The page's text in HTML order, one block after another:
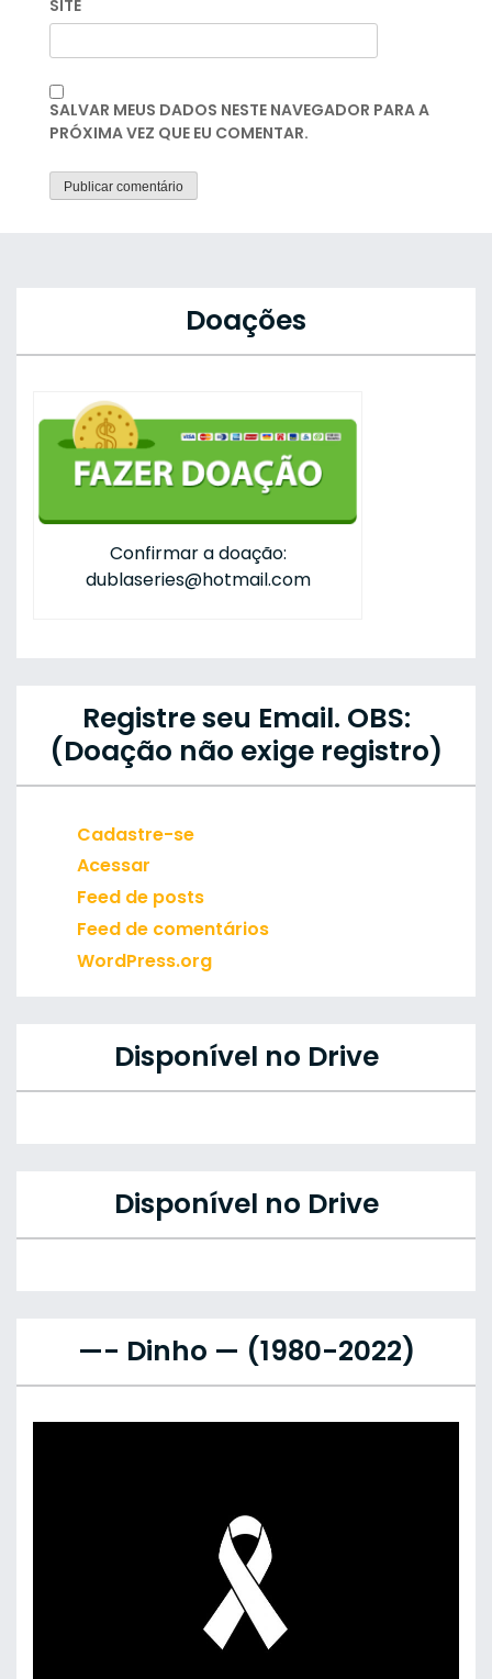
SITE
SALVAR MEUS DADOS NESTE NAVEGADOR PARA A
PRÓXIMA VEZ QUE EU COMENTAR.
Doações
Confirmar a doação:
dublaseries@hotmail.com
Registre seu Email. OBS:
(Doação não exige registro)
Cadastre-se
Acessar
Feed de posts
Feed de comentários
WordPress.org
Disponível no Drive
Disponível no Drive
—- Dinho — (1980-2022)